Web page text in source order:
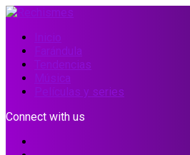
Inicio
Farándula
Tendencias
Música
Películas y series
Connect with us